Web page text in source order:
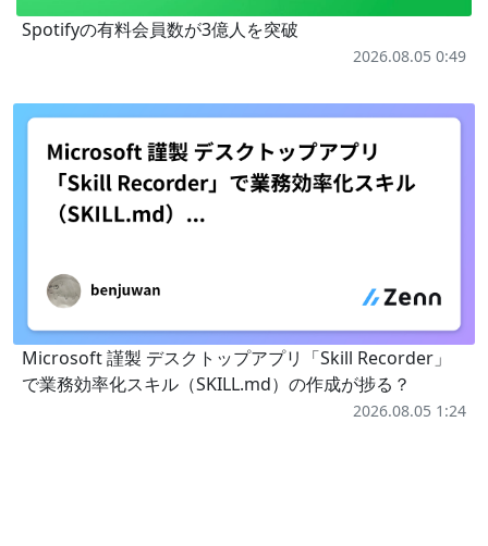
Spotifyの有料会員数が3億人を突破
2026.08.05 0:49
Microsoft 謹製 デスクトップアプリ「Skill Recorder」
で業務効率化スキル（SKILL.md）の作成が捗る？
2026.08.05 1:24